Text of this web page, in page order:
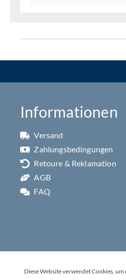
Informationen
Versand
Zahlungsbedingungen
Retoure & Reklamation
AGB
FAQ
Diese Website verwendet Cookies,